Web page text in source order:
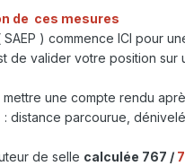
de ces mesures
SAEP ) commence ICI pour
de valider votre position sur
mettre une compte rendu
distance parcourue,
de selle calculée 767 /